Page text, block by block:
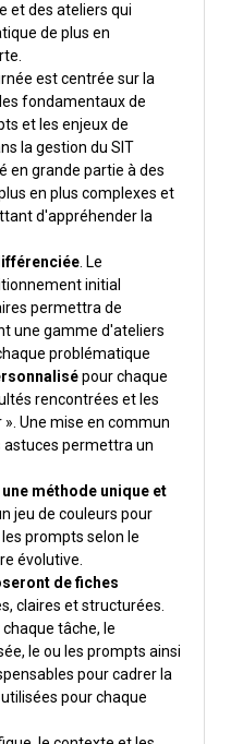
et des ateliers qui
de plus en
est centrée sur la
fondamentaux de
et les enjeux de
la gestion du SIT
en grande partie à des
en plus complexes et
d'appréhender la
. Le
initial
permettra de
une gamme d'ateliers
problématique
pour chaque
rencontrées et les
Une mise en commun
astuces permettra un
méthode unique et
jeu de couleurs pour
prompts selon le
évolutive.
de fiches
claires et structurées.
tâche, le
le ou les prompts ainsi
pour cadrer la
pour chaque